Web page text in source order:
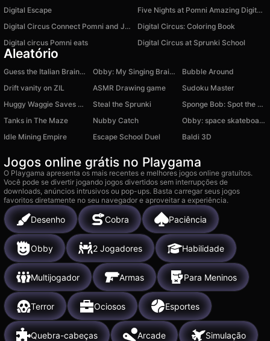
Digital Escape
Five Nights at Pomni Amazing Digital Circus
Digital Circus Connect Pomni and Jax
Digital Circus: Coloring Book
Digital circus Pomni eats
Digital Circus at Sprunki School
Aleatório
Guess the Italian Brainrot or Die Obby: My Singing Brainrot +1 3D
Bubble Around
Drift vanity on ZIL
ASMR Drawing game
Sudoku Master
Huggy Waggie Saves Kissy Missy
Steal the Sprunki
Sponge Bob: Spot the differences!
Tanks in The Maze
Nubby Catch
Obby: space skateboard
Idle Mining Empire
Escape School Duel Baldi 3D
Jogos online grátis no Playgama
O Playgama apresenta os mais recentes e melhores jogos online gratuitos.
Você pode se divertir jogando jogos divertidos sem interrupções de
downloads, anúncios intrusivos ou pop-ups. Basta carregar seus jogos
favoritos diretamente no seu navegador e aproveitar a experiência.
Desenho Cobra Paciência
Obby 2 Jogadores Habilidade
Multijogador Armas Para Meninos
Terror Ociosos Esportes
Quebra-cabeças Arcade Simulação